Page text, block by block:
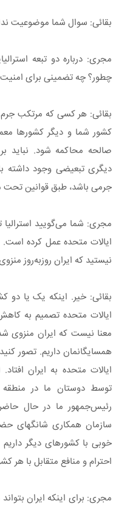
بقائی: سوال شما موضوعیت
مجری: درباره دو تبعه
چطور؟ چه تضمینی برای
بقائی: هر کسی که مرتکب جرم
کشور شما و دیگر کشورها
صالحه محاکمه شود. نباید
دیگری تبعیضی وجود داشته
جرمی باشد، طبق قوانین تحت
مجری: شما می‌گویید استرالیا
ایالات متحده عمل کرده
نیستید که ایران روزبه‌روز
بقائی: خیر. اینکه یک یا دو
ایالات متحده تصمیم به
معنا نیست که ایران منزوی
همسایگانمان داریم. تصور
ایالات متحده به ایران
توسط دوستان ما در
رئیس‌جمهور ما در حال
سازمان همکاری شانگهای
خوبی با کشورهای دیگر
احترام و منافع متقابل با هر
مجری: برای اینکه ایران